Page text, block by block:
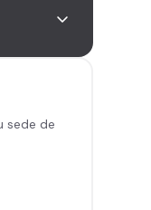
2.000
5
sillones
marcas
sede de